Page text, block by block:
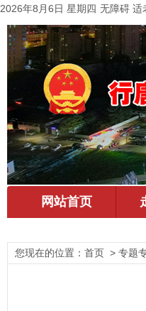
2026年8月6日 星期四 无障碍 适
您现在的位置： 首页 > 专题